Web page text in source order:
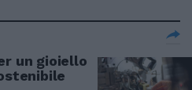
un gioiello